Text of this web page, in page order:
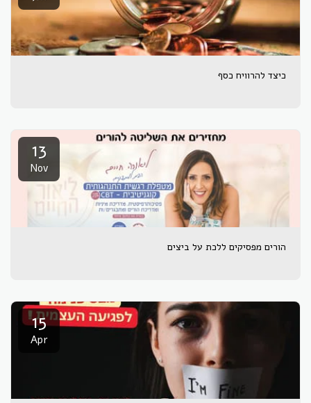
כיצד להרוויח כסף
13
Nov
הורים מפסיקים ללכת על ביצים
15
Apr